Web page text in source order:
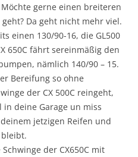
Möchte gerne einen breiteren
Da geht nicht mehr viel.
einen 130/90-16, die GL500
650C fährt sereinmäßig den
nämlich 140/90 – 15.
Bereifung so ohne
der CX 500C reingeht,
deine Garage un miss
jetzigen Reifen und
der CX650C mit